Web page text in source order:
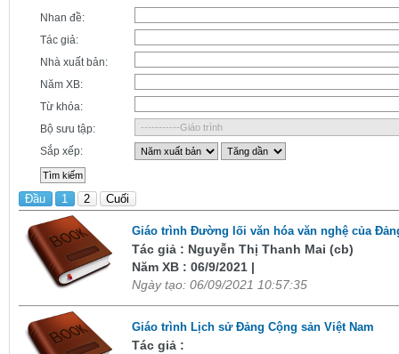
Nhan đề:
Tác giả:
Nhà xuất bản:
Năm XB:
Từ khóa:
Bộ sưu tập:
Sắp xếp:
Đầu 1 2 Cuối
Giáo trình Đường lối văn hóa văn nghệ của
Tác giả : Nguyễn Thị Thanh Mai (cb)
Năm XB : 06/9/2021 |
Ngày tạo: 06/09/2021 10:57:35
Giáo trình Lịch sử Đảng Cộng sản Việt Nam
Tác giả :